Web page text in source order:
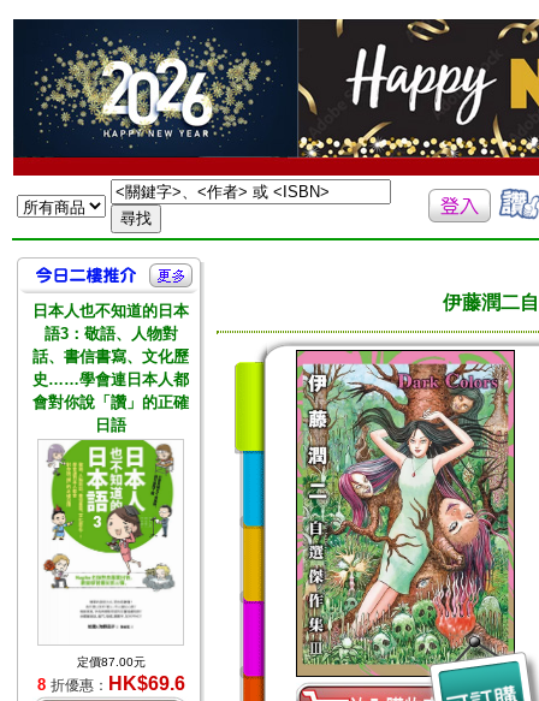
日本人也不知道的日本
語3：敬語、人物對
話、書信書寫、文化歷
史……學會連日本人都
會對你說「讚」的正確
日語
定價87.00元
8 折優惠： HK$69.6
伊藤潤二